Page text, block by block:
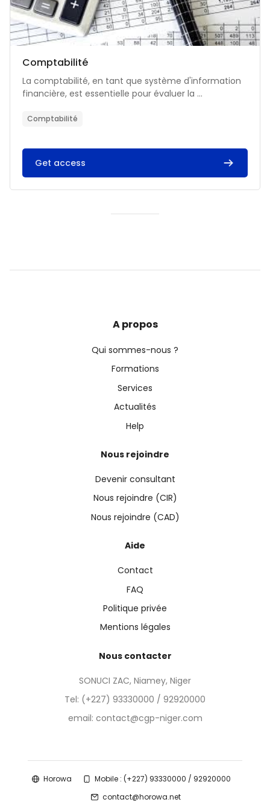
Catégorie de cours
Nom du cours
Comptabilité
Résumé du cours :
La comptabilité, en tant que système d'information
financière, est essentielle pour évaluer la ...
Comptabilité
Get access
A propos
Qui sommes-nous ?
Formations
Services
Actualités
Help
Nous rejoindre
Devenir consultant
Nous rejoindre (CIR)
Nous rejoindre (CAD)
Aide
Contact
FAQ
Politique privée
Mentions légales
Nous contacter
SONUCI ZAC, Niamey, Niger
Tel: (+227) 93330000 / 92920000
email: contact@cgp-niger.com
Horowa
Mobile : (+227) 93330000 / 92920000
contact@horowa.net